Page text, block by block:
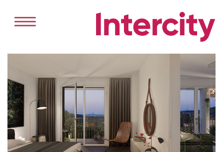
HOME
DIENSTLEISTUNGEN
VERKAUF
VERMIETUNG
PROJEKTENTWICKLUNG